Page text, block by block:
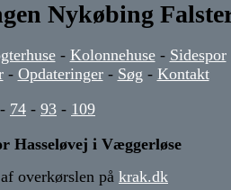
Nykøbing
- Kolonnehuse- Sidespor
- Opdateringer- Søg - Kontakt
- 74 - 93 - 109
Hasseløvej i Væggerløse
overkørslen på krak.dk